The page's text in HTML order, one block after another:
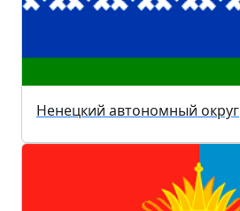
Ненецкий автономный округ